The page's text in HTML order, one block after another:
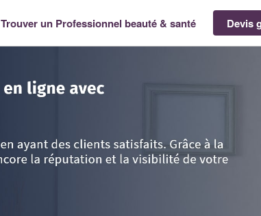
Trouver un Professionnel beauté & santé Devis